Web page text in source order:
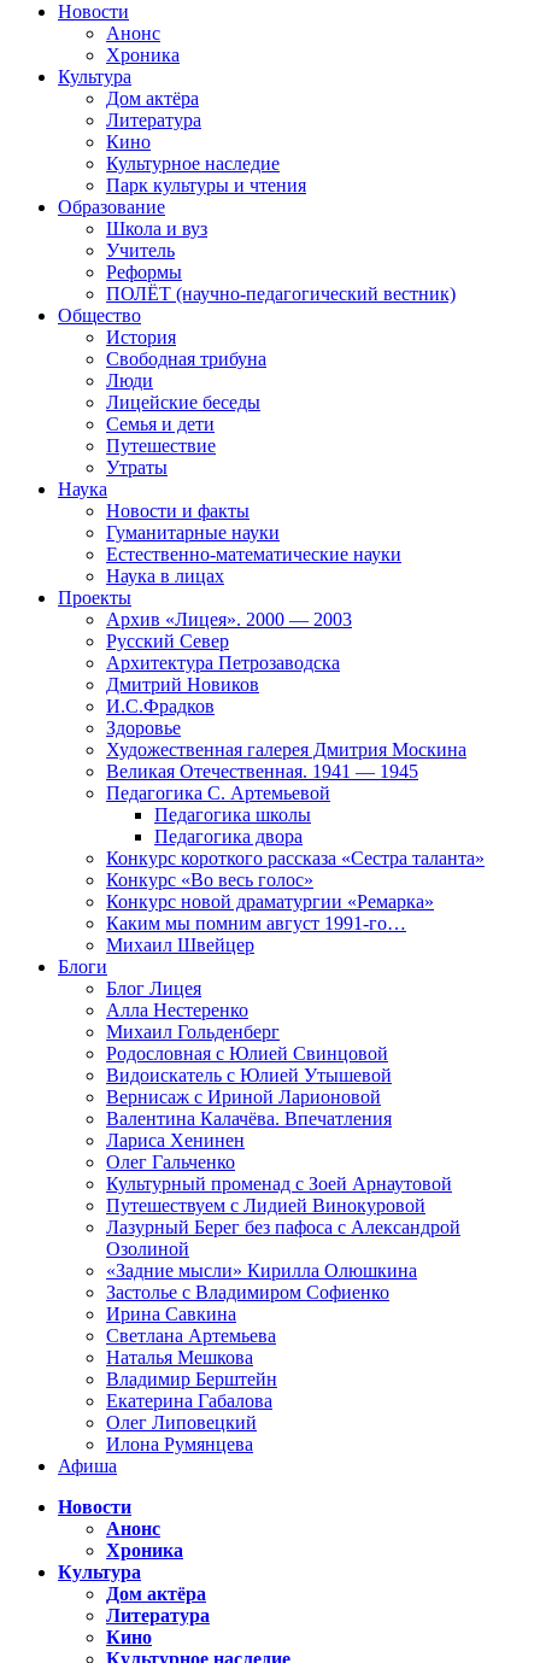
Новости
Анонс
Хроника
Культура
Дом актёра
Литература
Кино
Культурное наследие
Парк культуры и чтения
Образование
Школа и вуз
Учитель
Реформы
ПОЛЁТ (научно-педагогический вестник)
Общество
История
Свободная трибуна
Люди
Лицейские беседы
Семья и дети
Путешествие
Утраты
Наука
Новости и факты
Гуманитарные науки
Естественно-математические науки
Наука в лицах
Проекты
Архив «Лицея». 2000 — 2003
Русский Север
Архитектура Петрозаводска
Дмитрий Новиков
И.С.Фрадков
Здоровье
Художественная галерея Дмитрия Москина
Великая Отечественная. 1941 — 1945
Педагогика С. Артемьевой
Педагогика школы
Педагогика двора
Конкурс короткого рассказа «Сестра таланта»
Конкурс «Во весь голос»
Конкурс новой драматургии «Ремарка»
Каким мы помним август 1991-го…
Михаил Швейцер
Блоги
Блог Лицея
Алла Нестеренко
Михаил Гольденберг
Родословная с Юлией Свинцовой
Видоискатель с Юлией Утышевой
Вернисаж с Ириной Ларионовой
Валентина Калачёва. Впечатления
Лариса Хенинен
Олег Гальченко
Культурный променад с Зоей Арнаутовой
Путешествуем с Лидией Винокуровой
Лазурный Берег без пафоса с Александрой
Озолиной
«Задние мысли» Кирилла Олюшкина
Застолье с Владимиром Софиенко
Ирина Савкина
Светлана Артемьева
Наталья Мешкова
Владимир Берштейн
Екатерина Габалова
Олег Липовецкий
Илона Румянцева
Афиша
Новости
Анонс
Хроника
Культура
Дом актёра
Литература
Кино